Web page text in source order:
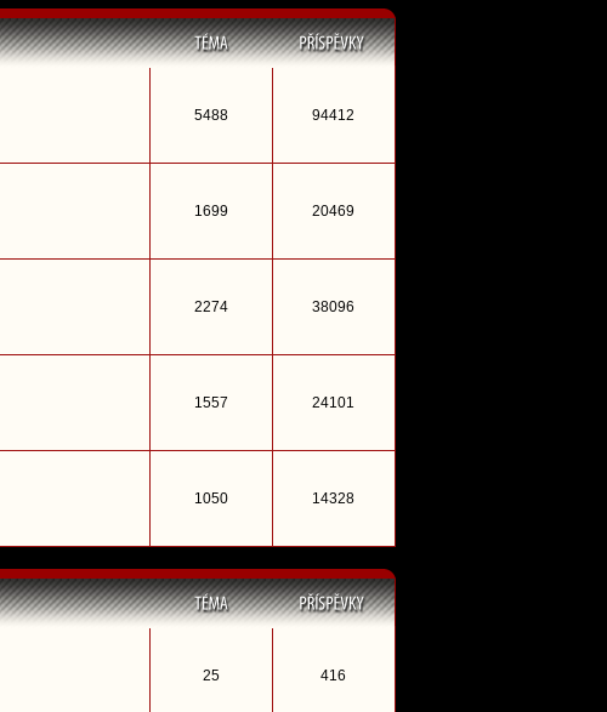
5488 94412
1699 20469
2274 38096
1557 24101
1050 14328
25 416